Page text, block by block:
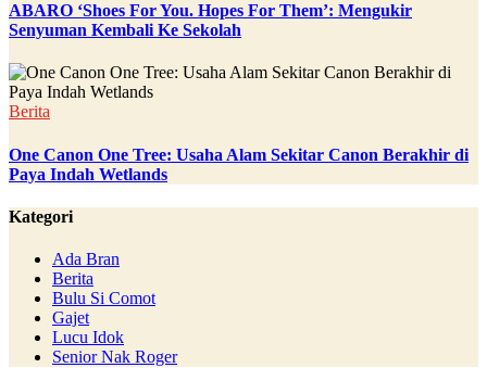
ABARO ‘Shoes For You. Hopes For Them’: Mengukir
Senyuman Kembali Ke Sekolah
Berita
One Canon One Tree: Usaha Alam Sekitar Canon Berakhir di
Paya Indah Wetlands
Kategori
Ada Bran
Berita
Bulu Si Comot
Gajet
Lucu Idok
Senior Nak Roger